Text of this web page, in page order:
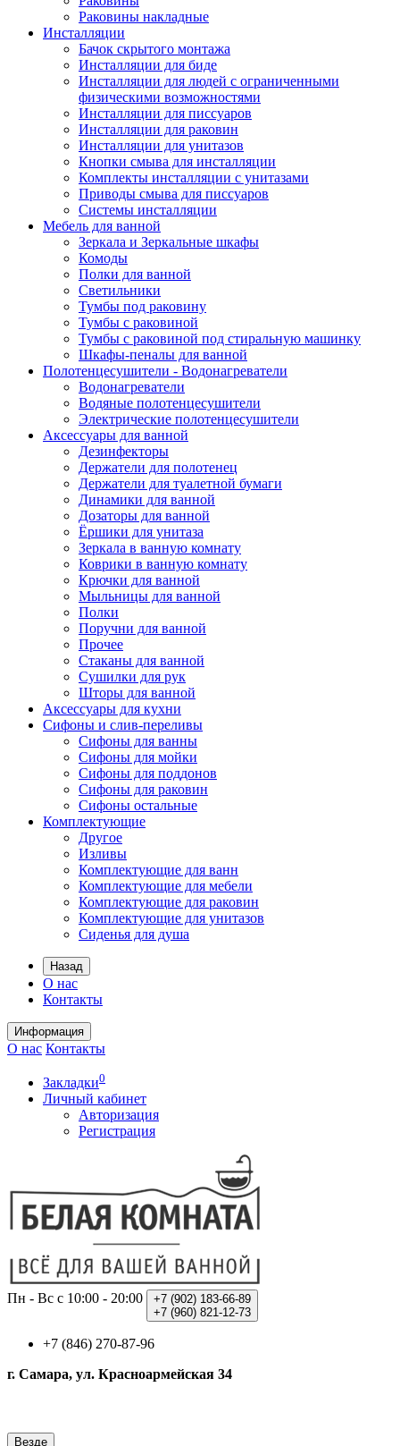
Раковины накладные
Инсталляции
Бачок скрытого монтажа
Инсталляции для биде
Инсталляции для людей с ограниченными
физическими возможностями
Инсталляции для писсуаров
Инсталляции для раковин
Инсталляции для унитазов
Кнопки смыва для инсталляции
Комплекты инсталляции с унитазами
Приводы смыва для писсуаров
Системы инсталляции
Мебель для ванной
Зеркала и Зеркальные шкафы
Комоды
Полки для ванной
Светильники
Тумбы под раковину
Тумбы с раковиной
Тумбы с раковиной под стиральную машинку
Шкафы-пеналы для ванной
Полотенцесушители - Водонагреватели
Водонагреватели
Водяные полотенцесушители
Электрические полотенцесушители
Аксессуары для ванной
Дезинфекторы
Держатели для полотенец
Держатели для туалетной бумаги
Динамики для ванной
Дозаторы для ванной
Ёршики для унитаза
Зеркала в ванную комнату
Коврики в ванную комнату
Крючки для ванной
Мыльницы для ванной
Полки
Поручни для ванной
Прочее
Стаканы для ванной
Сушилки для рук
Шторы для ванной
Аксессуары для кухни
Сифоны и слив-переливы
Сифоны для ванны
Сифоны для мойки
Сифоны для поддонов
Сифоны для раковин
Сифоны остальные
Комплектующие
Другое
Изливы
Комплектующие для ванн
Комплектующие для мебели
Комплектующие для раковин
Комплектующие для унитазов
Сиденья для душа
Назад
О нас
Контакты
Информация
О нас Контакты
Закладки0
Личный кабинет
Авторизация
Регистрация
Пн - Вс с 10:00 - 20:00 +7 (902) 183-66-89
+7 (960) 821-12-73
+7 (846) 270-87-96
г. Самара, ул. Красноармейская 34
Везде